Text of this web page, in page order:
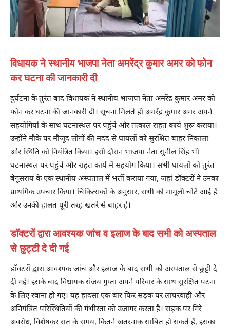
विधायक ने स्थानीय भाजपा नेता अमरेंद्र कुमार अमर को फोन
कर घटना की जानकारी दी
दुर्घटना के तुरंत बाद विधायक ने स्थानीय भाजपा नेता अमरेंद्र कुमार अमर को
फोन कर घटना की जानकारी दी। सूचना मिलते ही अमरेंद्र कुमार अमर अपने
सहयोगियों के साथ घटनास्थल पर पहुंचे और तत्काल राहत कार्य शुरू कराया।
उन्होंने मौके पर मौजूद लोगों की मदद से घायलों को सुरक्षित बाहर निकाला
और स्थिति को नियंत्रित किया। इसी दौरान भाजपा नेता सुनील सिंह भी
घटनास्थल पर पहुंचे और राहत कार्य में सहयोग किया। सभी घायलों को तुरंत
बेगूसराय के एक स्थानीय अस्पताल में भर्ती कराया गया, जहां डॉक्टरों ने उनका
प्राथमिक उपचार किया। चिकित्सकों के अनुसार, सभी को मामूली चोटें आई हैं
और उनकी हालत पूरी तरह खतरे से बाहर है।
डॉक्टरों द्वारा आवश्यक जांच व इलाज के बाद सभी को अस्पताल
से छुट्टी दे दी गई
डॉक्टरों द्वारा आवश्यक जांच और इलाज के बाद सभी को अस्पताल से छुट्टी दे
दी गई। इसके बाद विधायक संजय गुप्ता अपने परिवार के साथ सुरक्षित पटना
के लिए रवाना हो गए। यह हादसा एक बार फिर सड़क पर लापरवाही और
अनियंत्रित परिस्थितियों की गंभीरता को उजागर करता है। सड़क पर गिरे
अवरोध, विशेषकर रात के समय, कितने खतरनाक साबित हो सकते हैं, इसका